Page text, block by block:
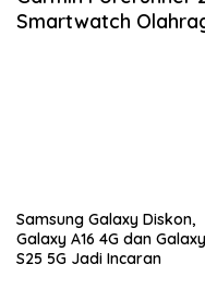
Smartwatch
Samsung Galaxy Diskon,
Galaxy A16 4G dan Galaxy
S25 5G Jadi Incaran